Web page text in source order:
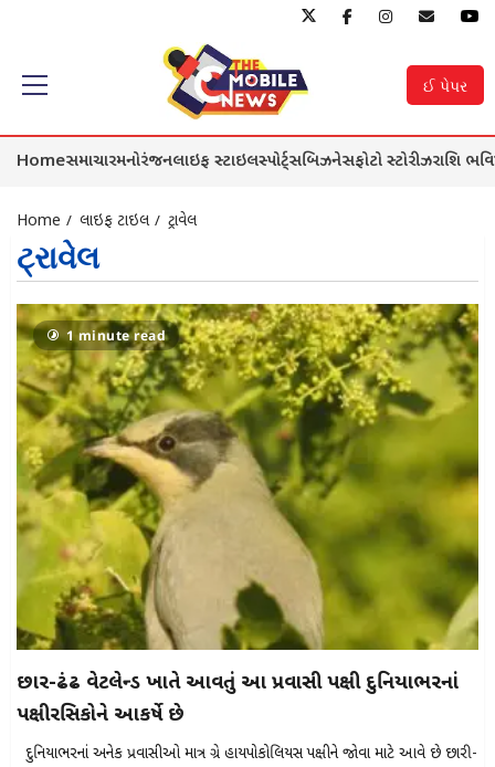
content
ઈ પેપર
Primary
Homeસમાચારમનોરંજનલાઇફ સ્ટાઇલસ્પોર્ટ્સબિઝનેસફોટો સ્ટોરીઝરાશિ
Home લાઇફ સ્ટાઇલ ટ્રાવેલ
ટ્રાવેલ
1 minute read
છારી-ઢંઢ વેટલેન્ડ ખાતે આવતું આ પ્રવાસી પક્ષી દુનિયાભરનાં
પક્ષીરસિકોને આકર્ષે છે
દુનિયાભરનાં અનેક પ્રવાસીઓ માત્ર ગ્રે હાયપોકોલિયસ પક્ષીને જોવા માટે આવે છે છારી-